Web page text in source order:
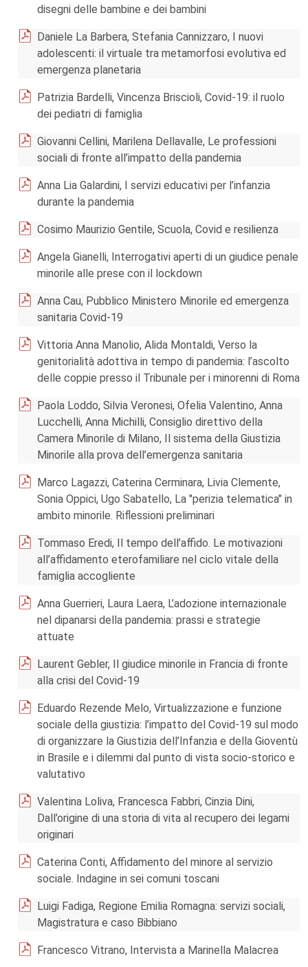
disegni delle bambine e dei bambini
Daniele La Barbera, Stefania Cannizzaro, I nuovi
adolescenti: il virtuale tra metamorfosi evolutiva ed
emergenza planetaria
Patrizia Bardelli, Vincenza Briscioli, Covid-19: il ruolo
dei pediatri di famiglia
Giovanni Cellini, Marilena Dellavalle, Le professioni
sociali di fronte all’impatto della pandemia
Anna Lia Galardini, I servizi educativi per l’infanzia
durante la pandemia
Cosimo Maurizio Gentile, Scuola, Covid e resilienza
Angela Gianelli, Interrogativi aperti di un giudice penale
minorile alle prese con il lockdown
Anna Cau, Pubblico Ministero Minorile ed emergenza
sanitaria Covid-19
Vittoria Anna Manolio, Alida Montaldi, Verso la
genitorialità adottiva in tempo di pandemia: l’ascolto
delle coppie presso il Tribunale per i minorenni di Roma
Paola Loddo, Silvia Veronesi, Ofelia Valentino, Anna
Lucchelli, Anna Michilli, Consiglio direttivo della
Camera Minorile di Milano, Il sistema della Giustizia
Minorile alla prova dell’emergenza sanitaria
Marco Lagazzi, Caterina Cerminara, Livia Clemente,
Sonia Oppici, Ugo Sabatello, La "perizia telematica" in
ambito minorile. Riflessioni preliminari
Tommaso Eredi, Il tempo dell’affido. Le motivazioni
all’affidamento eterofamiliare nel ciclo vitale della
famiglia accogliente
Anna Guerrieri, Laura Laera, L’adozione internazionale
nel dipanarsi della pandemia: prassi e strategie
attuate
Laurent Gebler, Il giudice minorile in Francia di fronte
alla crisi del Covid-19
Eduardo Rezende Melo, Virtualizzazione e funzione
sociale della giustizia: l’impatto del Covid-19 sul modo
di organizzare la Giustizia dell’Infanzia e della Gioventù
in Brasile e i dilemmi dal punto di vista socio-storico e
valutativo
Valentina Loliva, Francesca Fabbri, Cinzia Dini,
Dall’origine di una storia di vita al recupero dei legami
originari
Caterina Conti, Affidamento del minore al servizio
sociale. Indagine in sei comuni toscani
Luigi Fadiga, Regione Emilia Romagna: servizi sociali,
Magistratura e caso Bibbiano
Francesco Vitrano, Intervista a Marinella Malacrea